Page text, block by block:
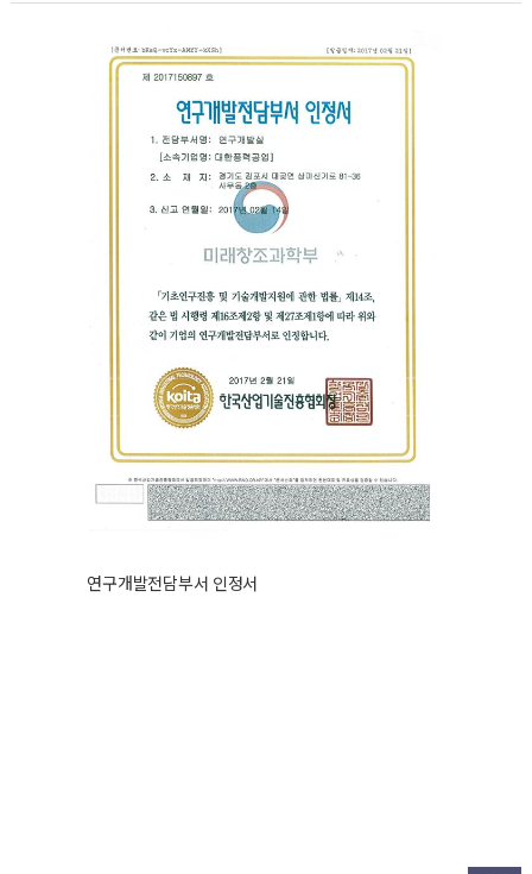
연구개발전담부서 인정서